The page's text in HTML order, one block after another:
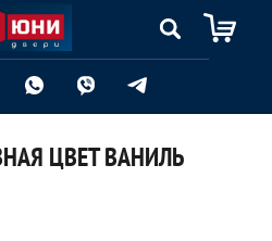
ЦВЕТ ВАНИЛЬ